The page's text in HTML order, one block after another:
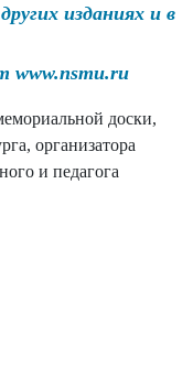
изданиях и в
www.nsmu.ru
доски,
организатора
и педагога